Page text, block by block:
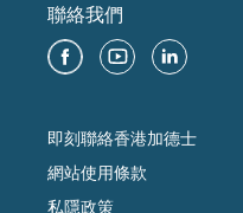
聯絡我們
即刻聯絡香港加德士
網站使用條款
私隱政策